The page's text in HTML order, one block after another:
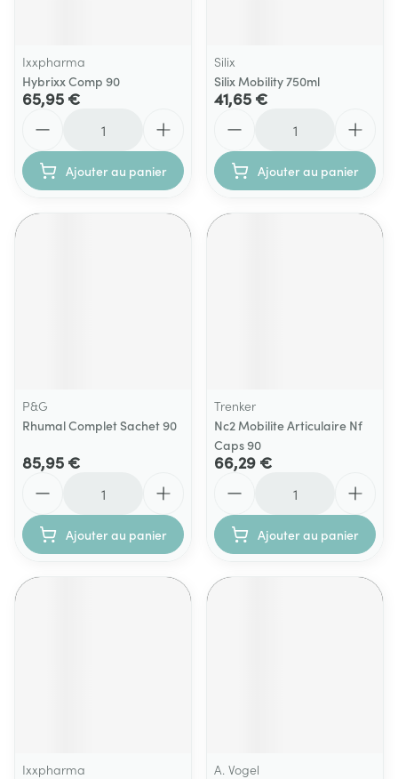
Ixxpharma
Hybrixx Comp 90
65,95 €
Ajouter au panier
Silix
Silix Mobility 750ml
41,65 €
Ajouter au panier
P&G
Rhumal Complet Sachet 90
85,95 €
Ajouter au panier
Trenker
Nc2 Mobilite Articulaire Nf
Caps 90
66,29 €
Ajouter au panier
Ixxpharma
A. Vogel